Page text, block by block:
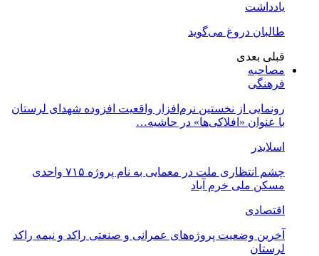
یادداشت
طالبان دروغ می‌گوید
قبلی بعدی
مصاحبه
فرهنگی
رونمایی از نخستین نرم‌افزار واقعیت افزوده شهدای لرستان
با عنوان «افلاکی‌ها» در حاشیه…
اسلایدر
چشم انتظاری ملت در معمایی به نام پروژه ۷۱۵ واحدی
مسکن ملی خرم آباد
اقتصادی
آخرین وضعیت پروژه‌های عمرانی و صنعتی راکد و نیمه راکد
لرستان